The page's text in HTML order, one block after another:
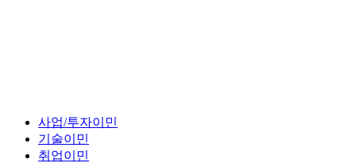
사업/투자이민
기술이민
취업이민